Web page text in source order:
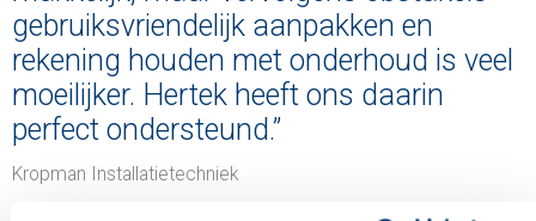
gebruiksvriendelijk aanpakken en
rekening houden met onderhoud is veel
moeilijker. Hertek heeft ons daarin
perfect ondersteund.”
Kropman Installatietechniek